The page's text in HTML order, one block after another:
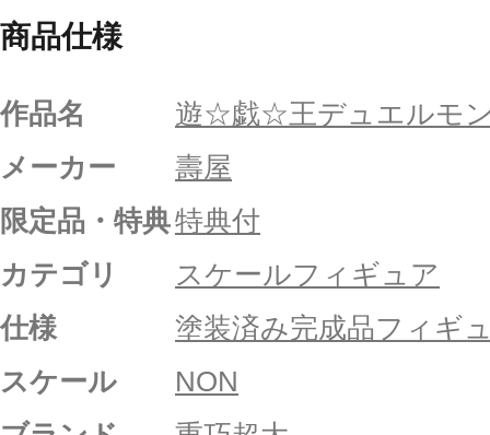
商品仕様
作品名
遊☆戯☆王デュエルモ
メーカー
壽屋
限定品・特典特典付
カテゴリ
スケールフィギュア
仕様
塗装済み完成品フィギ
スケール
NON